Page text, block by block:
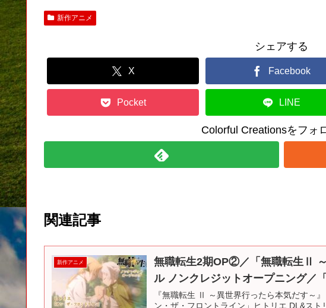
新作アニメ
シェアする
X Facebook
Pocket LINE
Colorful Creationsをフォ
関連記事
新作アニメ
無職転生2期OP②／「無職転生Ⅱ
ル ノンクレジットオープニング／
『無職転生 Ⅱ ～異世界行ったら本気だす～
ン・ザ・フロントライン」ヒトリエ DL&ス